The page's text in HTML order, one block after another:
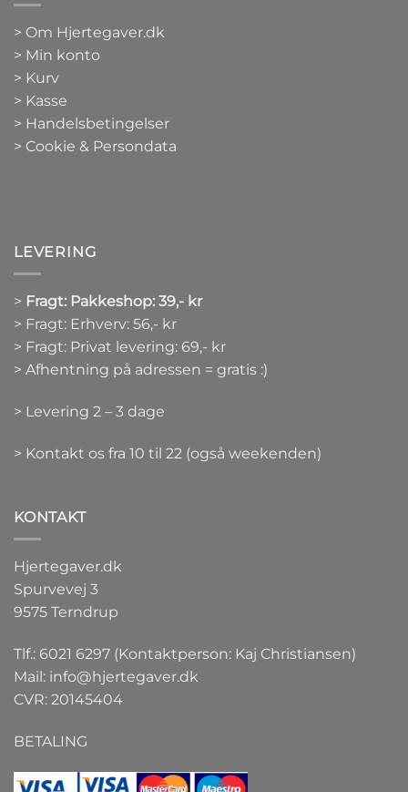
> Om Hjertegaver.dk
> Min konto
> Kurv
> Kasse
> Handelsbetingelser
> Cookie & Persondata
LEVERING
> Fragt: Pakkeshop: 39,- kr
> Fragt: Erhverv: 56,- kr
> Fragt: Privat levering: 69,- kr
> Afhentning på adressen = gratis :)
> Levering 2 – 3 dage
> Kontakt os fra 10 til 22 (også weekenden)
KONTAKT
Hjertegaver.dk
Spurvevej 3
9575 Terndrup
Tlf.: 6021 6297 (Kontaktperson: Kaj Christiansen)
Mail: info@hjertegaver.dk
CVR: 20145404
BETALING